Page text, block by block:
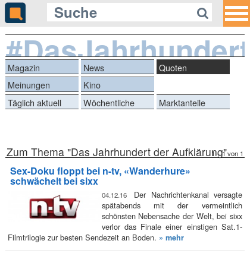
Magazin News
Quoten
Meinungen
Kino
Täglich aktuell
Wöchentliche
Marktanteile
Zum Thema "Das Jahrhundert der Aufklärung"1 – 1 von 1
Sex-Doku floppt bei n-tv, «Wanderhure»
schwächelt bei sixx
04.12.16
Der Nachrichtenkanal versagte
spätabends mit der vermeintlich
schönsten Nebensache der Welt, bei sixx
verlor das Finale einer einstigen Sat.1-
Filmtrilogie zur besten Sendezeit an Boden. » mehr